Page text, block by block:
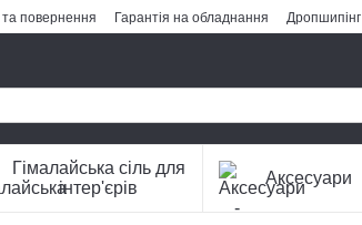
повернення Гарантія на обладнання
Дропшипінг
Гімалайська сіль для
інтер'єрів
Аксесуари